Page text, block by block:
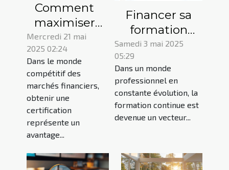
Comment
maximiser
vos chances
de réussite à
la
certification
des marchés
financiers
Mercredi 21 mai
2025 02:24
Dans le monde
compétitif des
marchés financiers,
obtenir une
certification
représente un
avantage...
Financer sa
formation
professionnelle
via le CPF
mode
d'emploi et
astuces
Samedi 3 mai 2025
05:29
Dans un monde
professionnel en
constante évolution, la
formation continue est
devenue un vecteur...